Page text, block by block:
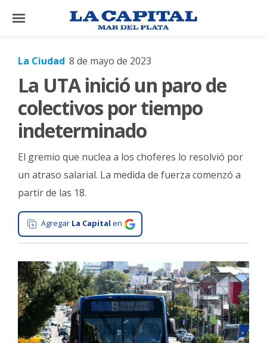
×
El
El
Mundo
La
Zona
Cultura
Tecnología
Gastronomía
Salud
Interés
General
La
Ciudad
La Ciudad 8 de mayo de 2023
La UTA inició un paro de
colectivos por tiempo
indeterminado
El gremio que nuclea a los choferes lo resolvió por
un atraso salarial. La medida de fuerza comenzó a
partir de las 18.
Agregar La Capital en